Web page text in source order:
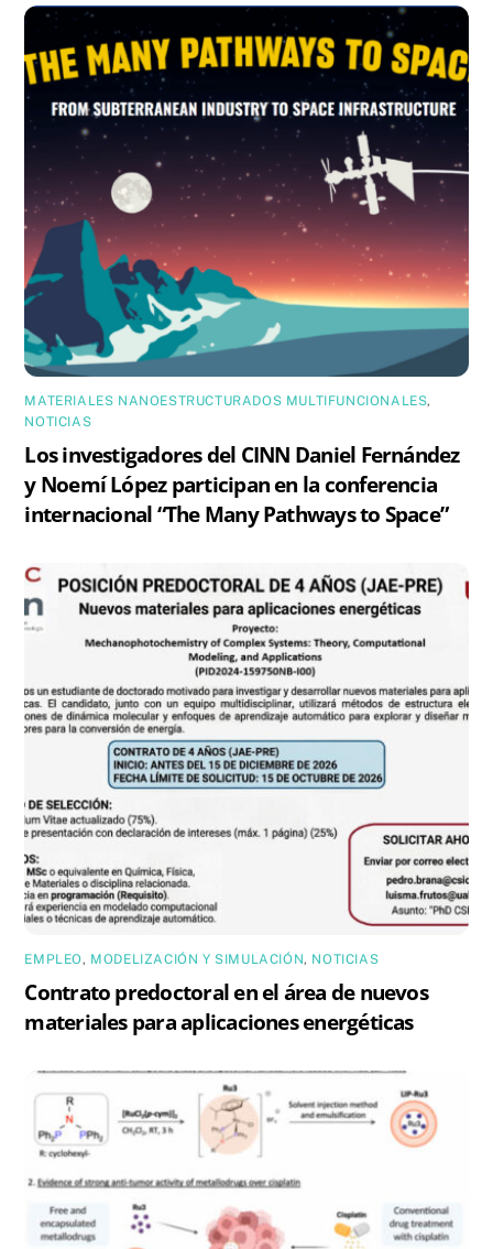
MATERIALES NANOESTRUCTURADOS MULTIFUNCIONALES,
NOTICIAS
Los investigadores del CINN Daniel Fernández
y Noemí López participan en la conferencia
internacional “The Many Pathways to Space”
EMPLEO, MODELIZACIÓN Y SIMULACIÓN, NOTICIAS
Contrato predoctoral en el área de nuevos
materiales para aplicaciones energéticas